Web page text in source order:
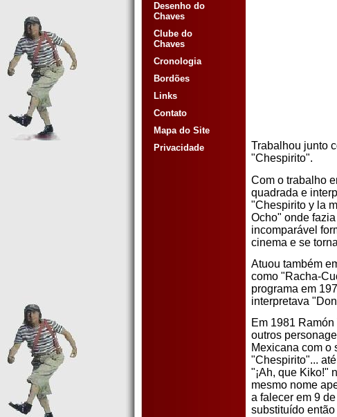
Desenho do
Chaves
Clube do
Chaves
Cronologia
Bordões
Links
Contato
Mapa do Site
Privacidade
Trabalhou junto
"Chespirito".
Com o trabalho
quadrada e
"Chespirito y la
Ocho" onde fazia
incomparável
cinema e se
Atuou também
como "Racha-
programa em
interpretava
Em 1981
outros
Mexicana com o
"Chespirito"...
"¡Ah, que Kiko!"
mesmo nome
a falecer em 9
substituído